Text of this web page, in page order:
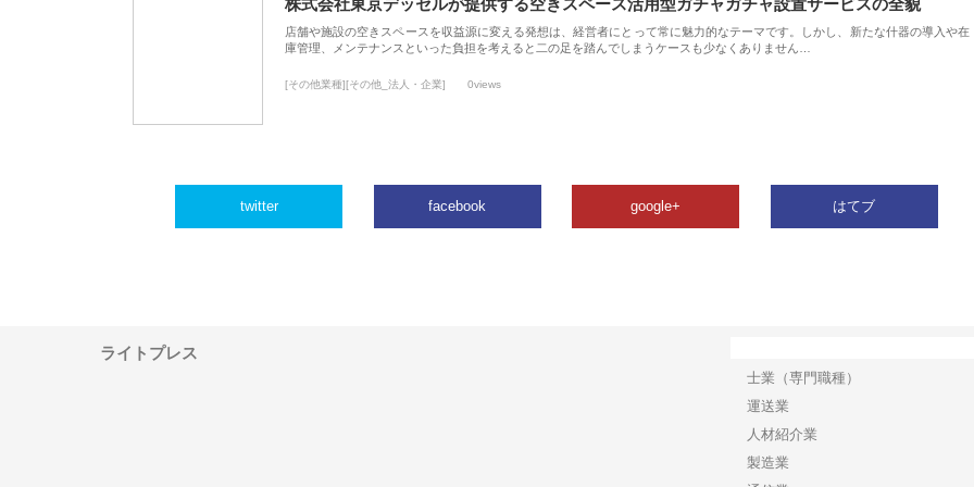
株式会社東京デッセルが提供する空きスペース活用型ガチャガチャ設置サービスの全貌
店舗や施設の空きスペースを収益源に変える発想は、経営者にとって常に魅力的なテーマです。しかし、新たな什器の導入や在
庫管理、メンテナンスといった負担を考えると二の足を踏んでしまうケースも少なくありません…
[その他業種][その他_法人・企業] 0views
twitter facebook google+ はてブ
ライトプレス
士業（専門職種）
運送業
人材紹介業
製造業